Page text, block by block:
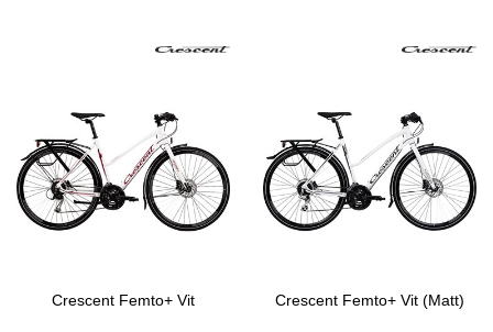
Crescent Femto+ Vit Crescent Femto+ Vit (Matt)